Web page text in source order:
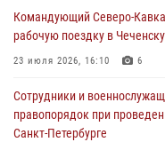
Росгвардейцы провели
«Гвардеец» в Пензе (видео)
06 августа 2026, 12:00
В Курске росгвардейцы
второй годовщине
06 августа 2026, 11:56
Командующий Северо-
рабочую поездку в
23 июля 2026, 16:10 6
Сотрудники и
правопорядок при
Санкт-Петербурге